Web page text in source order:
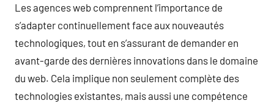
Les agences web comprennent l’importance de
s’adapter continuellement face aux nouveautés
technologiques, tout en s’assurant de demander en
avant-garde des dernières innovations dans le domaine
du web. Cela implique non seulement complète des
technologies existantes, mais aussi une compétence